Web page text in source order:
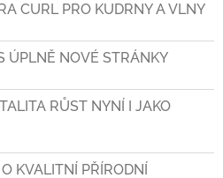
CURL PRO KUDRNY A VLNY
ÚPLNĚ NOVÉ STRÁNKY
RŮST NYNÍ I JAKO
KVALITNÍ PŘÍRODNÍ